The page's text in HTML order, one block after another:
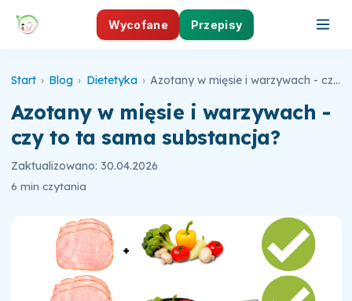
Wycofane Przepisy
Start › Blog › Dietetyka › Azotany w mięsie i warzywach - czy to ta sama substancja?
Azotany w mięsie i warzywach -
czy to ta sama substancja?
Zaktualizowano: 30.04.2026
6 min czytania